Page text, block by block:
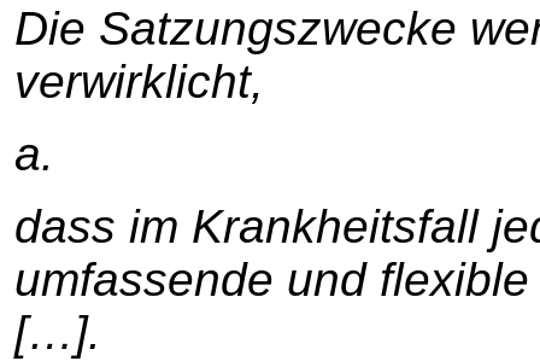
Die Satzungszwecke
verwirklicht,
a.
dass im Krankheitsfall
umfassende und
[…].